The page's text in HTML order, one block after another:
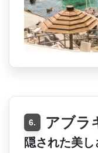
6. アブラ
隠された美し